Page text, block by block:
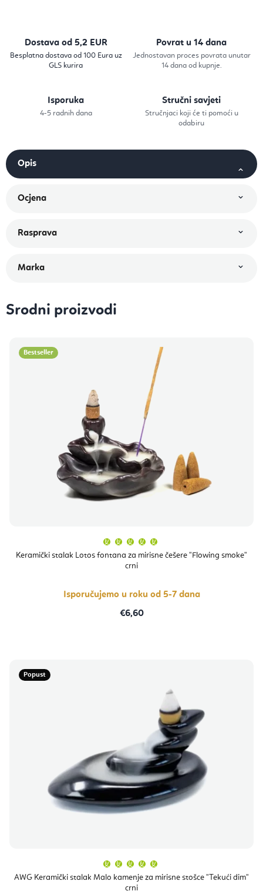
Dostava od 5,2 EUR
Besplatna dostava od 100 Eura uz
GLS kurira
Povrat u 14 dana
Jednostavan proces povrata unutar
14 dana od kupnje.
Isporuka
4-5 radnih dana
Stručni savjeti
Stručnjaci koji će ti pomoći u
odabiru
Srodni proizvodi
Bestseller
Keramički stalak Lotos fontana za mirisne češere "Flowing smoke"
crni
proizvoda
je
zvjezdica.
Isporučujemo u roku od 5-7 dana
€6,60
Popust
AWG Keramički stalak Malo kamenje za mirisne stošce "Tekući dim"
crni
proizvoda
je